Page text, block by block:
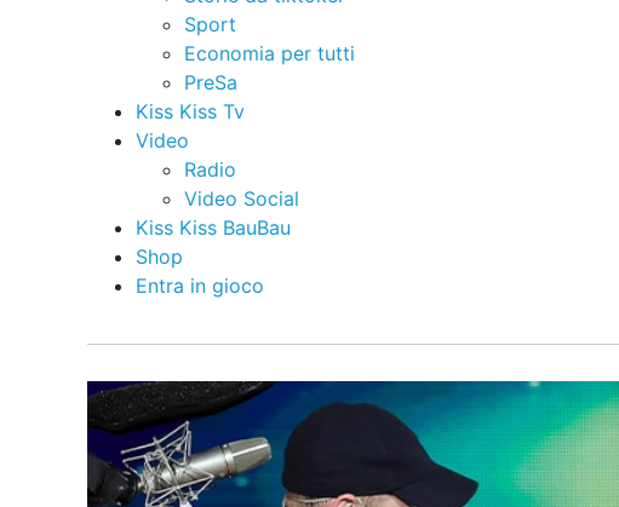
Sport
Economia per tutti
PreSa
Kiss Kiss Tv
Video
Radio
Video Social
Kiss Kiss BauBau
Shop
Entra in gioco